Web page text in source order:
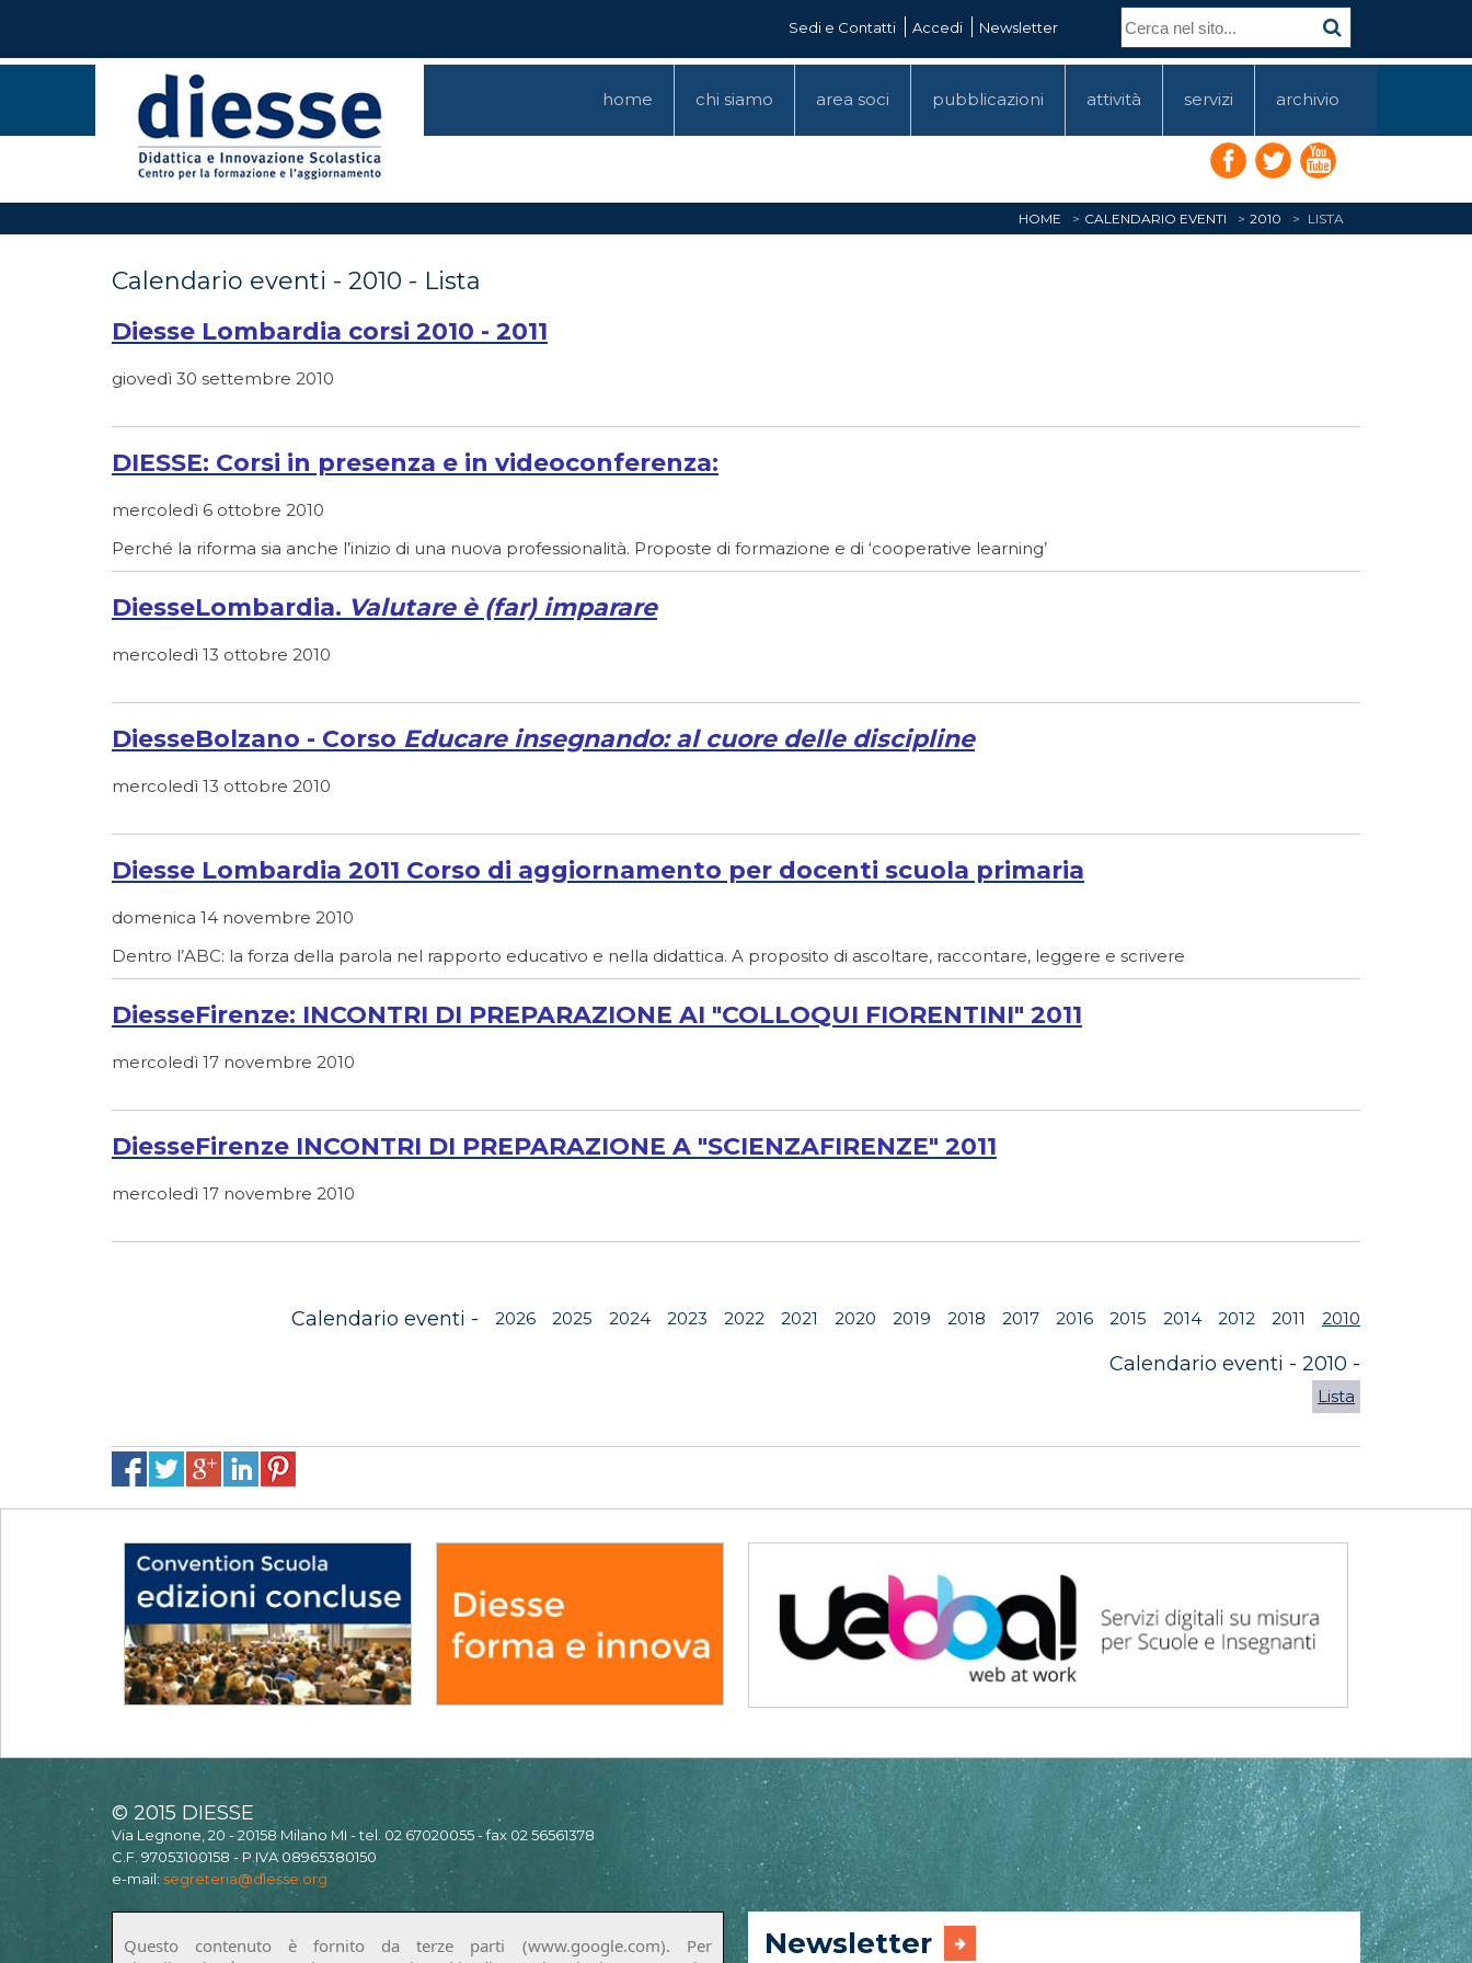
Sedi e Contatti Accedi Newsletter
home chi siamo area soci pubblicazioni attività servizi archivio
HOME CALENDARIO EVENTI 2010 LISTA
Calendario eventi - 2010 - Lista
Diesse Lombardia corsi 2010 - 2011
giovedì 30 settembre 2010
DIESSE: Corsi in presenza e in videoconferenza:
mercoledì 6 ottobre 2010
Perché la riforma sia anche l’inizio di una nuova professionalità. Proposte di formazione e di ‘cooperative learning’
DiesseLombardia. Valutare è (far) imparare
mercoledì 13 ottobre 2010
DiesseBolzano - Corso Educare insegnando: al cuore delle discipline
mercoledì 13 ottobre 2010
Diesse Lombardia 2011 Corso di aggiornamento per docenti scuola primaria
domenica 14 novembre 2010
Dentro l’ABC: la forza della parola nel rapporto educativo e nella didattica. A proposito di ascoltare, raccontare, leggere e scrivere
DiesseFirenze: INCONTRI DI PREPARAZIONE AI "COLLOQUI FIORENTINI" 2011
mercoledì 17 novembre 2010
DiesseFirenze INCONTRI DI PREPARAZIONE A "SCIENZAFIRENZE" 2011
mercoledì 17 novembre 2010
Calendario eventi - 2026 2025 2024 2023 2022 2021 2020 2019 2018 2017 2016 2015 2014 2012 2011 2010
Calendario eventi - 2010 -
Lista
© 2015 DIESSE
Via Legnone, 20 - 20158 Milano MI - tel. 02 67020055 - fax 02 56561378
C.F. 97053100158 - P.IVA 08965380150
e-mail: segreteria@diesse.org
Questo contenuto è fornito da terze parti (www.google.com). Per
Newsletter